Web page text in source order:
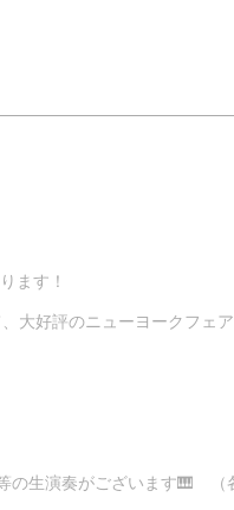
ます！
大好評のニューヨークフェ
の生演奏がございます🎹 （